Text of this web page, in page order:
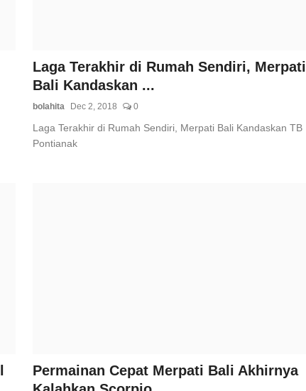
Laga Terakhir di Rumah Sendiri, Merpati
Bali Kandaskan ...
bolahita Dec 2, 2018 0
Laga Terakhir di Rumah Sendiri, Merpati Bali Kandaskan TB
Pontianak
Permainan Cepat Merpati Bali Akhirnya